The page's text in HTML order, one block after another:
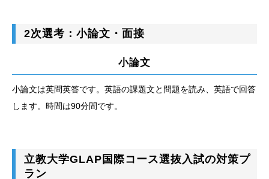
2次選考：小論文・面接
小論文
小論文は英問英答です。英語の課題文と問題を読み、英語で回答
します。時間は90分間です。
立教大学GLAP国際コース選抜入試の対策プ
ラン